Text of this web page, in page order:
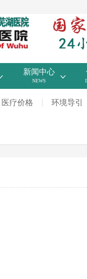
新闻中心
NEWS
医疗价格 环境导引